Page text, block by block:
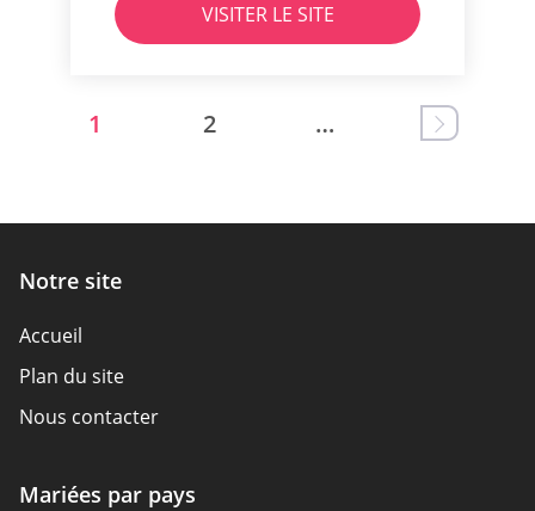
VISITER LE SITE
1 2 …
Notre site
Accueil
Plan du site
Nous contacter
Mariées par pays